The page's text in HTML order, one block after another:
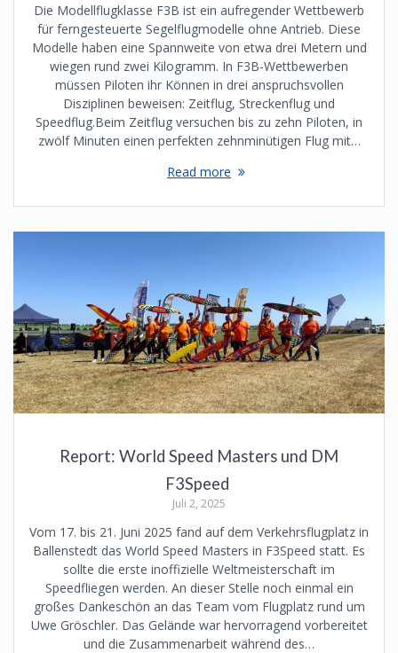
Die Modellflugklasse F3B ist ein aufregender Wettbewerb
für ferngesteuerte Segelflugmodelle ohne Antrieb. Diese
Modelle haben eine Spannweite von etwa drei Metern und
wiegen rund zwei Kilogramm. In F3B-Wettbewerben
müssen Piloten ihr Können in drei anspruchsvollen
Disziplinen beweisen: Zeitflug, Streckenflug und
Speedflug.Beim Zeitflug versuchen bis zu zehn Piloten, in
zwölf Minuten einen perfekten zehnminütigen Flug mit…
Read more
Report: World Speed Masters und DM
F3Speed
Juli 2, 2025
Vom 17. bis 21. Juni 2025 fand auf dem Verkehrsflugplatz in
Ballenstedt das World Speed Masters in F3Speed statt. Es
sollte die erste inoffizielle Weltmeisterschaft im
Speedfliegen werden. An dieser Stelle noch einmal ein
großes Dankeschön an das Team vom Flugplatz rund um
Uwe Gröschler. Das Gelände war hervorragend vorbereitet
und die Zusammenarbeit während des…